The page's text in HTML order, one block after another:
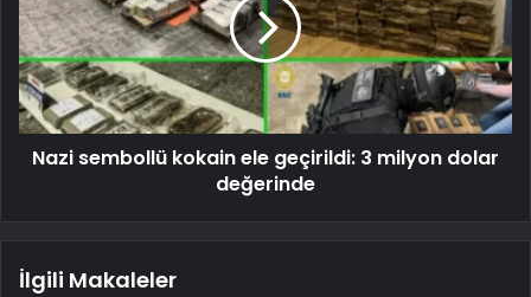
Nazi sembollü kokain ele geçirildi: 3 milyon dolar
değerinde
İlgili Makaleler